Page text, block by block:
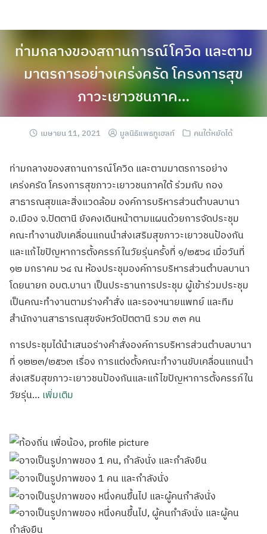
ท่ามกลางของสถานการณ์โควิด และตาม
มาตรการอย่างเคร่งครัด โครงการสุข
ภาวะเยาวชนภาค…
เมษายน 11, 2021 มูลนิธิแพธทูเฮลท์ คนใต้หยัดได้
ท่ามกลางของสถานการณ์โควิด และตามมาตรการอย่าง
เคร่งครัด โครงการสุขภาวะเยาวชนภาคใต้ ร่วมกับ กอง
สาธารณสุขและสิ่งแวดล้อม องค์การบริหารส่วนตำบลบานา
อ.เมือง จ.ปัตตานี ยังคงเดินหน้าตามแผนด้วยการจัดประชุม
คณะทำงานขับเคลื่อนแกนนำส่งเสริมสุขภาวะเยาวชนป้องกัน
และแก้ไขปัญหาการตั้งครรภ์ในวัยรุ่นครั้งที่ ๑/๒๕๖๔ เมื่อวันที่
๑๒ มกราคม ๖๔ ณ ห้องประชุมองค์การบริหารส่วนตำบลบานา
โดยนายก อบต.บานา เป็นประธานการประชุม ผู้เข้าร่วมประชุม
เป็นคณะทำงานตามร่างคำสั่ง และรองฯนายแพทย์ และทีม
สำนักงานสาธารณสุขจังหวัดปัตตานี รวม ๓๓ คน
การประชุมได้นำเสนอร่างคำสั่งองค์การบริหารส่วนตำบลบานา
ที่ ๑๒๒๓/๒๕๖๓ เรื่อง การแต่งตั้งคณะทำงานขับเคลื่อนแกนนำ
ส่งเสริมสุขภาวะเยาวชนป้องกันและแก้ไขปัญหาการตั้งครรภ์ใน
วัยรุ่น… เพิ่มเติม